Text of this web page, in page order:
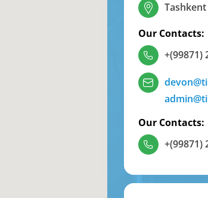
Our Contacts:
+(99871)
Our Contacts:
+(99871)